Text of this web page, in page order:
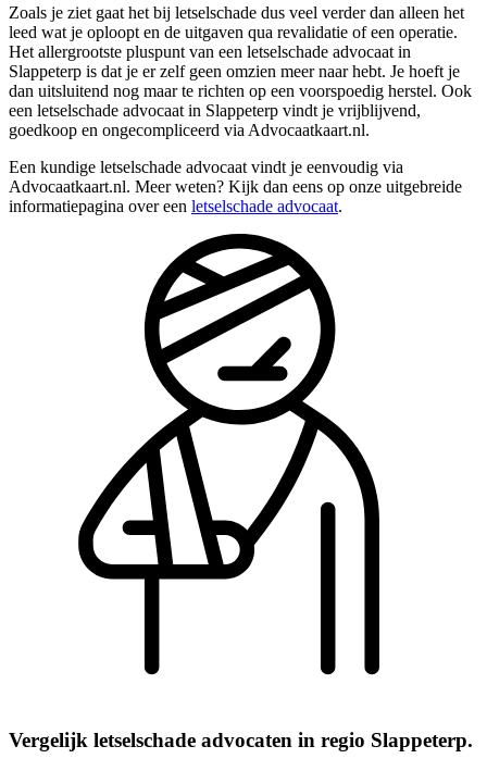
Zoals je ziet gaat het bij letselschade dus veel verder dan alleen het
leed wat je oploopt en de uitgaven qua revalidatie of een operatie.
Het allergrootste pluspunt van een letselschade advocaat in
Slappeterp is dat je er zelf geen omzien meer naar hebt. Je hoeft je
dan uitsluitend nog maar te richten op een voorspoedig herstel. Ook
een letselschade advocaat in Slappeterp vindt je vrijblijvend,
goedkoop en ongecompliceerd via Advocaatkaart.nl.
Een kundige letselschade advocaat vindt je eenvoudig via
Advocaatkaart.nl. Meer weten? Kijk dan eens op onze uitgebreide
informatiepagina over een letselschade advocaat.
Vergelijk letselschade advocaten in regio Slappeterp.